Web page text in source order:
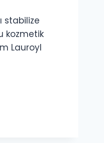
stabilize
kozmetik
Lauroyl